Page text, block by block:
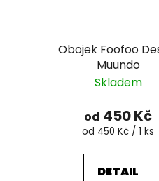
Obojek Foofoo
Muundo
Skladem
od 450 Kč
Měrná
od 450 Kč / 1 ks
DETAIL